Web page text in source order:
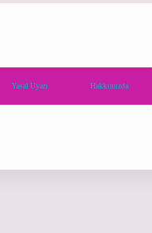
Yasal Uyarı Hakkımızda